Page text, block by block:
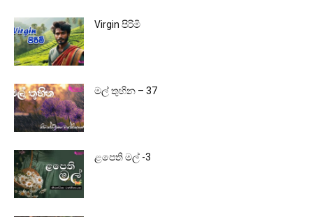
Virgin පිරිමි
මල් තුහින – 37
ළපෙති මල් -3